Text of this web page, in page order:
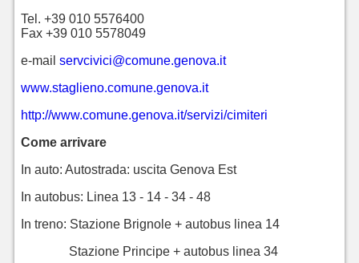
Tel. +39 010 5576400
Fax +39 010 5578049
e-mailservcivici@comune.genova.it
www.staglieno.comune.genova.it
http://www.comune.genova.it/servizi/cimiteri
Come arrivare
In auto: Autostrada: uscita Genova Est
In autobus: Linea 13 - 14 - 34 - 48
In treno: Stazione Brignole + autobus linea 14
Stazione Principe + autobus linea 34